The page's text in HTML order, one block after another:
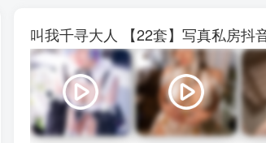
叫我千寻大人 【22套】写真私房抖